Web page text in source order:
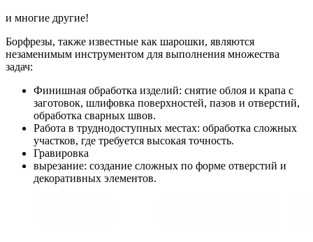
и многие другие!
Борфрезы, также известные как шарошки, являются
незаменимым инструментом для выполнения множества
задач:
Финишная обработка изделий: снятие облоя и крапа с
заготовок, шлифовка поверхностей, пазов и отверстий,
обработка сварных швов.
Работа в труднодоступных местах: обработка сложных
участков, где требуется высокая точность.
Гравировка
вырезание: создание сложных по форме отверстий и
декоративных элементов.